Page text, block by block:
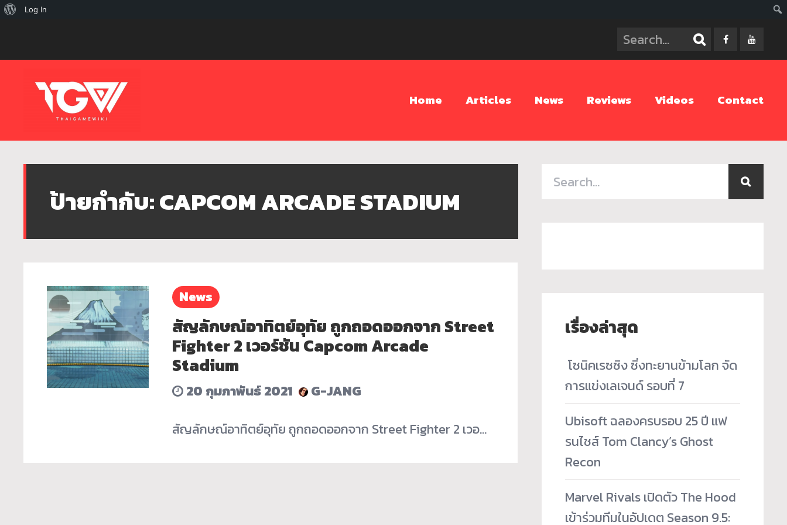
Home Articles News Reviews Videos Contact
ป้ายกำกับ:CAPCOM ARCADE STADIUM
News
สัญลักษณ์อาทิตย์อุทัย ถูกถอดออกจาก Street
Fighter 2 เวอร์ชัน Capcom Arcade
Stadium
20 กุมภาพันธ์ 2021
G-JANG
สัญลักษณ์อาทิตย์อุทัย ถูกถอดออกจาก Street Fighter 2 เวอ…
เรื่องล่าสุด
­ โซนิคเรซซิง ซิ่งทะยานข้ามโลก จัด
การแข่งเลเจนด์ รอบที่ 7
Ubisoft ฉลองครบรอบ 25 ปี แฟ
รนไชส์ Tom Clancy’s Ghost
Recon
Marvel Rivals เปิดตัว The Hood
เข้าร่วมทีมในอัปเดต Season 9.5:
เกี่ยวLog In